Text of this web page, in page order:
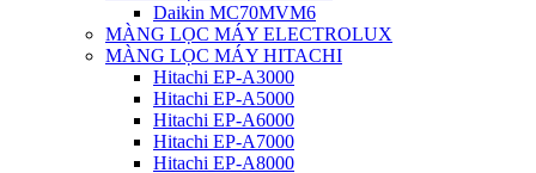
Daikin MC70MVM6
MÀNG LỌC MÁY ELECTROLUX
MÀNG LỌC MÁY HITACHI
Hitachi EP-A3000
Hitachi EP-A5000
Hitachi EP-A6000
Hitachi EP-A7000
Hitachi EP-A8000